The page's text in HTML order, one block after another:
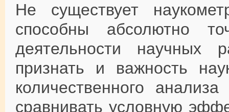
Не существует
способны абсолютно
деятельности научных
признать и важность
количественного
сравнивать условную